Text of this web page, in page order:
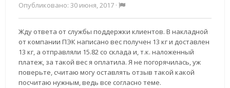
Опубликовано: 30 июня, 2017 ·
Жду ответа от службы поддержки клиентов. В накладной
от компании ПЭК написано вес получен 13 кг и доставлен
13 кг, а отправляли 15.82 со склада и, т.к. наложенный
платеж, за такой вес я оплатила. Я не погорячилась, уж
поверьте, считаю могу оставлять отзыв такой какой
посчитаю нужным, ведь все согласно теме.